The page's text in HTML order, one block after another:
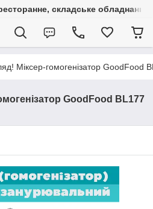
складське обладнання
Міксер-гомогенізатор GoodFood
GoodFood BL177